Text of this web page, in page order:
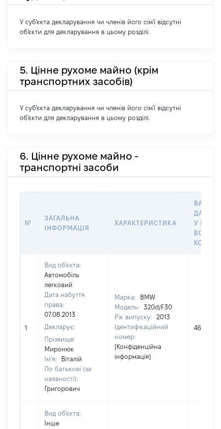
У суб'єкта декларування чи членів його сім'ї відсутні
об'єкти для декларування в цьому розділі.
5. Цінне рухоме майно (крім
транспортних засобів)
У суб'єкта декларування чи членів його сім'ї відсутні
об'єкти для декларування в цьому розділі.
6. Цінне рухоме майно -
транспортні засоби
№
ЗАГАЛЬНА
ІНФОРМАЦІЯ
ХАРАКТЕРИСТИКА
ДАТУ
У
1
Вид об'єкта:
Автомобіль
легковий
Дата набуття
права:
07.08.2013
Декларує:
Прізвище:
Миронюк
Ім'я:
Віталій
По батькові (за
наявності):
Григорович
Марка:
BMW
Модель:
320d/F30
Рік випуску:
2013
Ідентифікаційний
номер:
[Конфіденційна
інформація]
465667
Вид об'єкта:
Інше